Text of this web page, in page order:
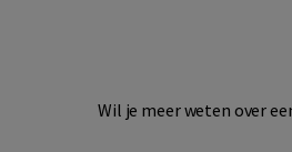
Wil je meer weten over